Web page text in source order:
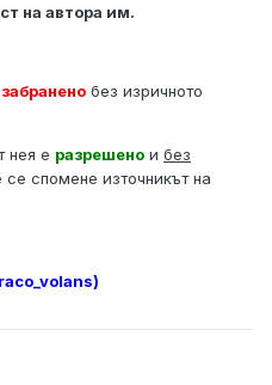
на автора им.
забранено без изричното
нея е разрешено и без
спомене източникът на